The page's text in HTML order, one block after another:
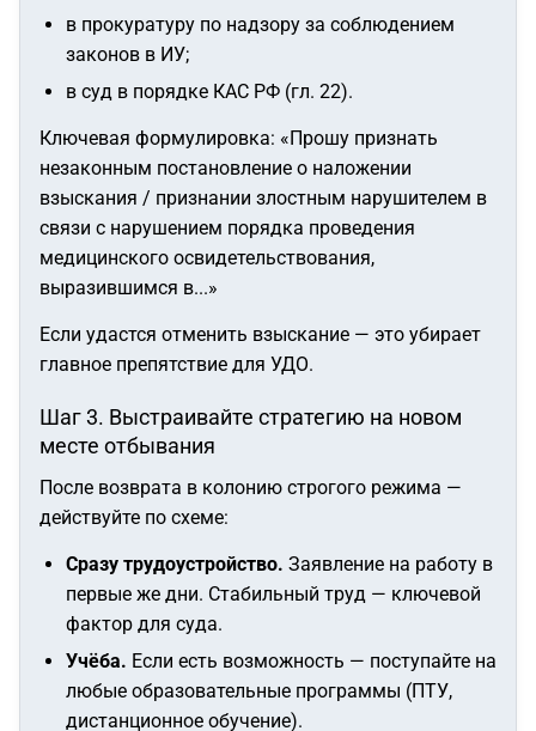
в прокуратуру по надзору за соблюдением
законов в ИУ;
в суд в порядке КАС РФ (гл. 22).
Ключевая формулировка: «Прошу признать
незаконным постановление о наложении
взыскания / признании злостным нарушителем в
связи с нарушением порядка проведения
медицинского освидетельствования,
выразившимся в...»
Если удастся отменить взыскание — это убирает
главное препятствие для УДО.
Шаг 3. Выстраивайте стратегию на новом
месте отбывания
После возврата в колонию строгого режима —
действуйте по схеме:
Сразу трудоустройство. Заявление на работу в
первые же дни. Стабильный труд — ключевой
фактор для суда.
Учёба. Если есть возможность — поступайте на
любые образовательные программы (ПТУ,
дистанционное обучение).